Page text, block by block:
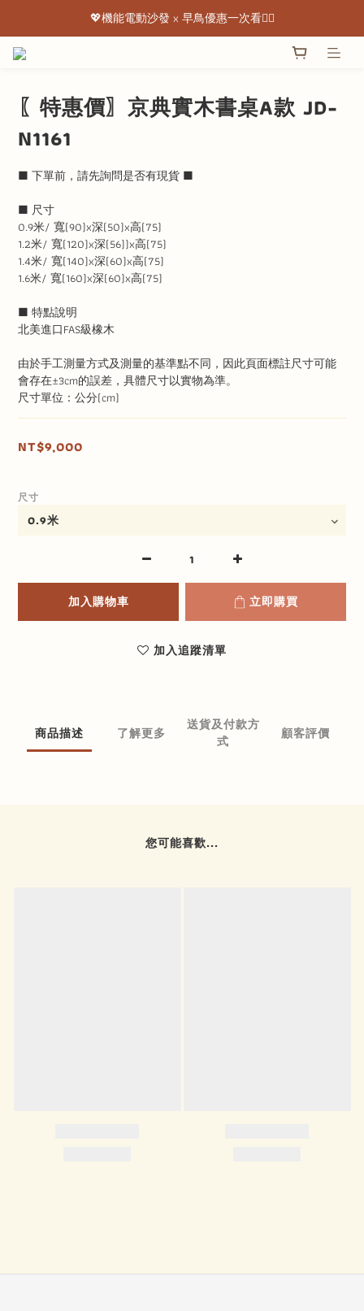
💖機能電動沙發 x 早鳥優惠一次看👇🏻
💖機能電動沙發 x 早鳥優惠一次看👇🏻
〖特惠價〗京典實木書桌A款 JD-
N1161
■ 下單前，請先詢問是否有現貨 ■
■ 尺寸
0.9米/ 寬(90)x深(50)x高(75)
1.2米/ 寬(120)x深(56))x高(75)
1.4米/ 寬(140)x深(60)x高(75)
1.6米/ 寬(160)x深(60)x高(75)
■ 特點說明
北美進口FAS級橡木
由於手工測量方式及測量的基準點不同，因此頁面標註尺寸可能
會存在±3cm的誤差，具體尺寸以實物為準。
尺寸單位：公分(cm)
NT$9,000
尺寸
加入購物車 立即購買
加入追蹤清單
商品描述 了解更多
送貨及付款方
式
顧客評價
您可能喜歡...